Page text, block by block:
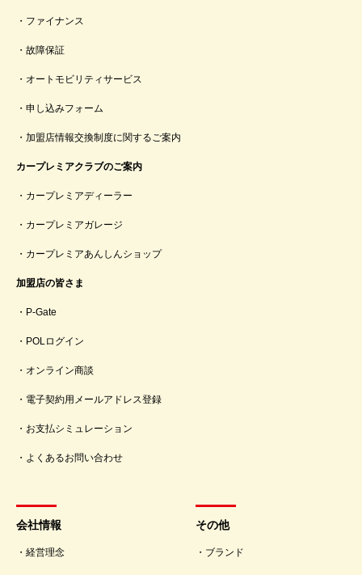
ファイナンス
故障保証
オートモビリティサービス
申し込みフォーム
加盟店情報交換制度に関するご案内
カープレミアクラブのご案内
カープレミアディーラー
カープレミアガレージ
カープレミアあんしんショップ
加盟店の皆さま
P-Gate
POLログイン
オンライン商談
電子契約用メールアドレス登録
お支払シミュレーション
よくあるお問い合わせ
会社情報
経営理念
その他
ブランド